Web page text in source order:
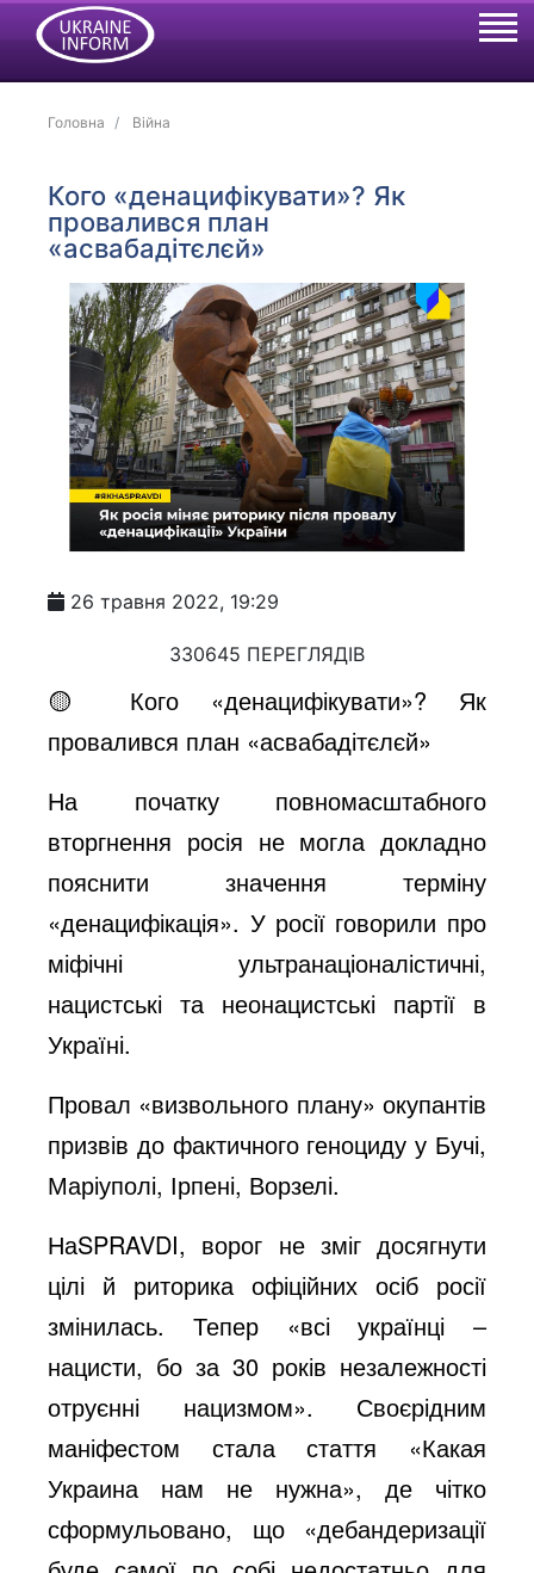
Головна Війна
Кого «денацифікувати»? Як
провалився план
«асвабадітєлєй»
26 травня 2022, 19:29
330645 ПЕРЕГЛЯДІВ
🟡 Кого «денацифікувати»? Як
провалився план «асвабадітєлєй»
На початку повномасштабного
вторгнення росія не могла докладно
пояснити значення терміну
«денацифікація». У росії говорили про
міфічні ультранаціоналістичні,
нацистські та неонацистські партії в
Україні.
Провал «визвольного плану» окупантів
призвів до фактичного геноциду у Бучі,
Маріуполі, Ірпені, Ворзелі.
НаSPRAVDI, ворог не зміг досягнути
цілі й риторика офіційних осіб росії
змінилась. Тепер «всі українці –
нацисти, бо за 30 років незалежності
отруєнні нацизмом». Своєрідним
маніфестом стала стаття «Какая
Украина нам не нужна», де чітко
сформульовано, що «дебандеризації